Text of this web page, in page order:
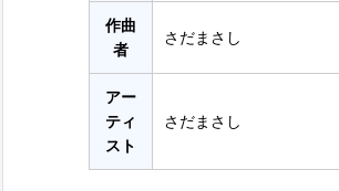
作曲
者
さだまさし
アー
ティ
スト
さだまさし